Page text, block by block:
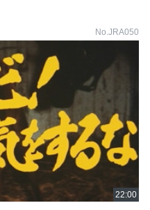
No.JRA050